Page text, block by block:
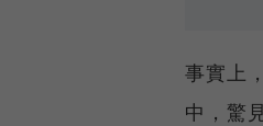
事實上
中，驚